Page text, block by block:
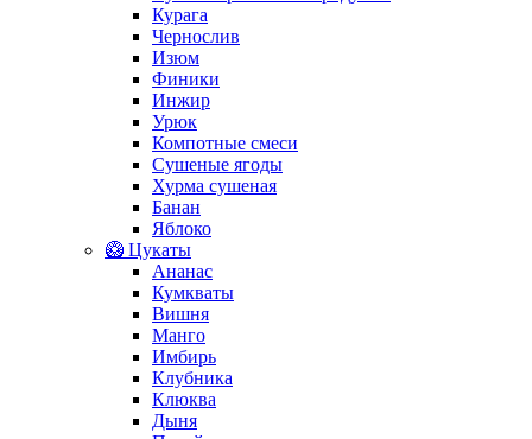
Курага
Чернослив
Изюм
Финики
Инжир
Урюк
Компотные смеси
Сушеные ягоды
Хурма сушеная
Банан
Яблоко
🥝 Цукаты
Ананас
Кумкваты
Вишня
Манго
Имбирь
Клубника
Клюква
Дыня